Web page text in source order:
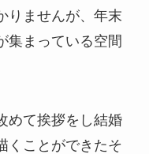
りませんが、年末
集まっている空間
めて挨拶をし結婚
くことができたそ